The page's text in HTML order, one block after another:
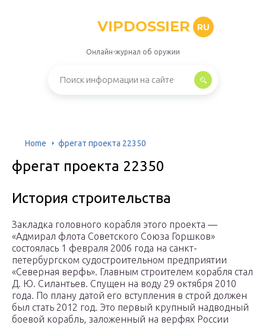
VIPDOSSIER RU
Онлайн-журнал об оружии
Home фрегат проекта 22350
фрегат проекта 22350
История строительства
Закладка головного корабля этого проекта —
«Адмирал флота Советского Союза Горшков»
состоялась 1 февраля 2006 года на санкт-
петербургском судостроительном предприятии
«Северная верфь». Главным строителем корабля стал
Д. Ю. Силантьев. Спущен на воду 29 октября 2010
года. По плану датой его вступления в строй должен
был стать 2012 год. Это первый крупный надводный
боевой корабль, заложенный на верфях России